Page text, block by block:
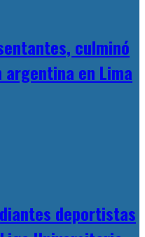
culminó
en Lima
deportistas